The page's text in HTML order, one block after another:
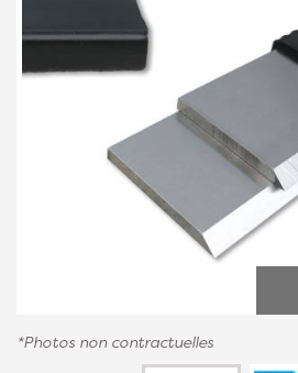
*Photos non contractuelles